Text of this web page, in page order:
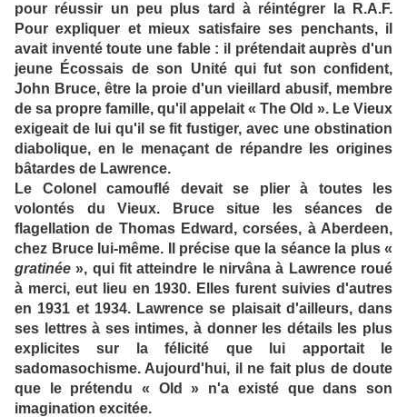
pour réussir un peu plus tard à réintégrer la R.A.F.
Pour expliquer et mieux satisfaire ses penchants, il
avait inventé toute une fable : il prétendait auprès d'un
jeune Écossais de son Unité qui fut son confident,
John Bruce, être la proie d'un vieillard abusif, membre
de sa propre famille, qu'il appelait « The Old ». Le Vieux
exigeait de lui qu'il se fit fustiger, avec une obstination
diabolique, en le menaçant de répandre les origines
bâtardes de Lawrence.
Le Colonel camouflé devait se plier à toutes les
volontés du Vieux. Bruce situe les séances de
flagellation de Thomas Edward, corsées, à Aberdeen,
chez Bruce lui-même. Il précise que la séance la plus «
gratinée », qui fit atteindre le nirvâna à Lawrence roué
à merci, eut lieu en 1930. Elles furent suivies d'autres
en 1931 et 1934. Lawrence se plaisait d'ailleurs, dans
ses lettres à ses intimes, à donner les détails les plus
explicites sur la félicité que lui apportait le
sadomasochisme. Aujourd'hui, il ne fait plus de doute
que le prétendu « Old » n'a existé que dans son
imagination excitée.